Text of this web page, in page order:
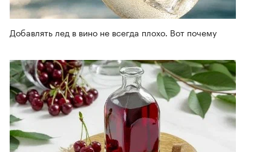
Добавлять лед в вино не всегда плохо. Вот почему